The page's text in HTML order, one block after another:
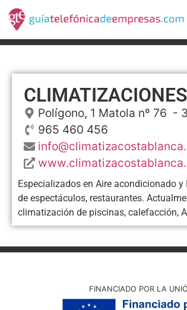
Polígono, 1 Matola nº 76 -
965 460 456
Especializados en Aire acondicionado
de espectáculos, restaurantes.
climatización de piscinas, calefacción,
FINANCIADO POR LA